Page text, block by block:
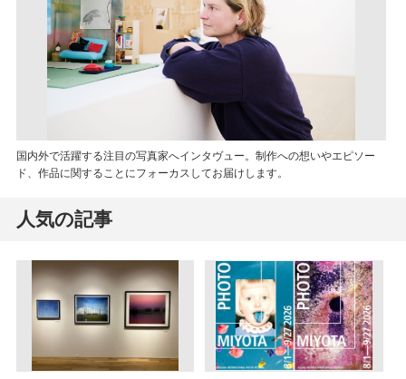
国内外で活躍する注目の写真家へインタヴュー。制作への想いやエピソー
ド、作品に関することにフォーカスしてお届けします。
人気の記事